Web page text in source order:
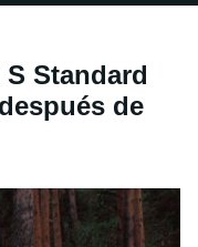
Standard
de